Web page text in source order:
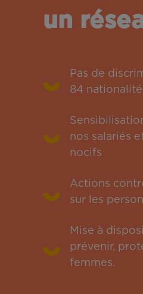
un
Pas de
84
nos salariés
nocifs
Actions
sur les
Mise à
prévenir,
femmes.